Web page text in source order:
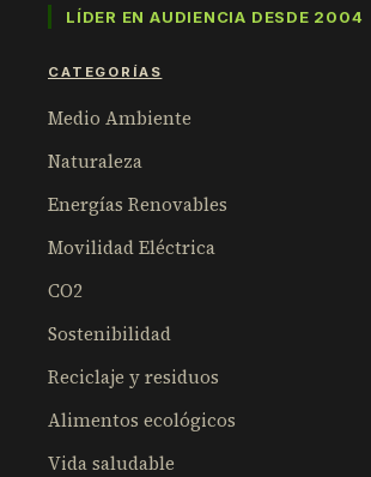
LÍDER EN AUDIENCIA DESDE 2004
CATEGORÍAS
Medio Ambiente
Naturaleza
Energías Renovables
Movilidad Eléctrica
CO2
Sostenibilidad
Reciclaje y residuos
Alimentos ecológicos
Vida saludable